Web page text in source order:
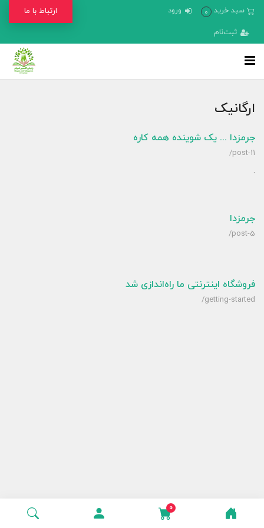
0
سبد خرید 0 ورود
ثبت‌نام
ارتباط با ما
ارگانیک
جرمزدا ... یک شوینده همه کاره
/post-11
.
جرمزدا
/post-5
فروشگاه اینترنتی ما راه‌اندازی شد
/getting-started